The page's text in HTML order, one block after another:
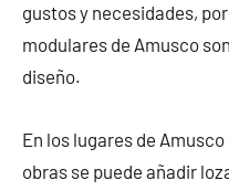
gustos y necesidades,
modulares de Amusco
diseño.
En los lugares de
obras se puede añadir